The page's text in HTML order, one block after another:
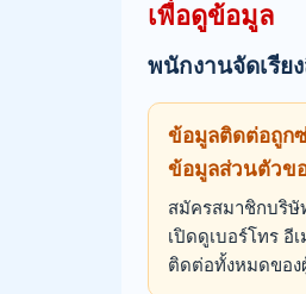
เพื่อดูข้อมูล
พนักงานจัดเรีย
ข้อมูลติดต่อถูก
ข้อมูลส่วนตัวข
สมัครสมาชิกบริษั
เปิดดูเบอร์โทร อี
ติดต่อทั้งหมดของ